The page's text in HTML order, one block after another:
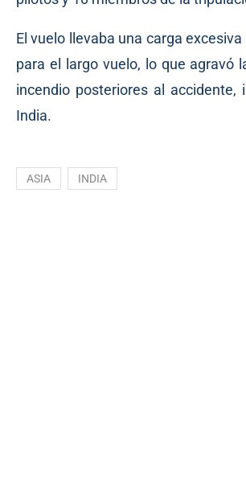
El vuelo llevaba una carga
para el largo vuelo, lo que agravó
incendio posteriores al accidente,
India.
ASIA INDIA